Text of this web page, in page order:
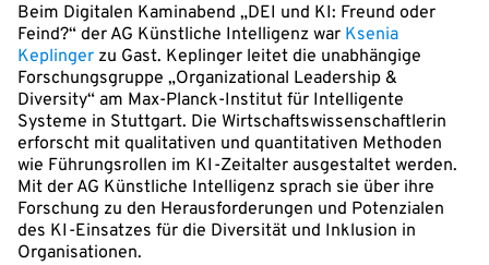
Beim Digitalen Kaminabend „DEI und KI: Freund oder
Feind?“ der AG Künstliche Intelligenz war Ksenia
Keplinger zu Gast. Keplinger leitet die unabhängige
Forschungsgruppe „Organizational Leadership &
Diversity“ am Max-Planck-Institut für Intelligente
Systeme in Stuttgart. Die Wirtschaftswissenschaftlerin
erforscht mit qualitativen und quantitativen Methoden
wie Führungsrollen im KI-Zeitalter ausgestaltet werden.
Mit der AG Künstliche Intelligenz sprach sie über ihre
Forschung zu den Herausforderungen und Potenzialen
des KI-Einsatzes für die Diversität und Inklusion in
Organisationen.